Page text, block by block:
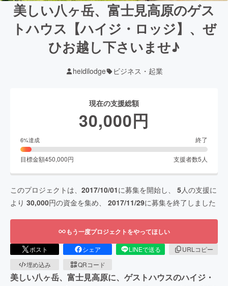
美しい八ヶ岳、富士見高原のゲス
トハウス【ハイジ・ロッジ】、ぜ
ひお越し下さいませ♪
heidilodge ビジネス・起業
現在の支援総額
30,000円
6%達成 終了
目標金額450,000円 支援者数5 人
このプロジェクトは、 2017/10/01に募集を開始し、 5人の支援に
より 30,000円の資金を集め、 2017/11/29に募集を終了しました
もう一度プロジェクトをやってほしい
ポスト シェア LINEで送る
URLコピー
埋め込み
QRコード
美しい八ヶ岳、富士見高原に、ゲストハウスのハイジ・